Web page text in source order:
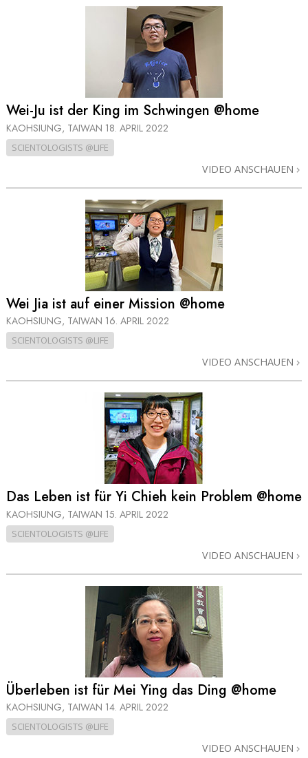
Wei-Ju ist der King im Schwingen @home
KAOHSIUNG, TAIWAN 18. APRIL 2022
SCIENTOLOGISTS @LIFE
VIDEO ANSCHAUEN
Wei Jia ist auf einer Mission @home
KAOHSIUNG, TAIWAN 16. APRIL 2022
SCIENTOLOGISTS @LIFE
VIDEO ANSCHAUEN
Das Leben ist für Yi Chieh kein Problem @home
KAOHSIUNG, TAIWAN 15. APRIL 2022
SCIENTOLOGISTS @LIFE
VIDEO ANSCHAUEN
Überleben ist für Mei Ying das Ding @home
KAOHSIUNG, TAIWAN 14. APRIL 2022
SCIENTOLOGISTS @LIFE
VIDEO ANSCHAUEN